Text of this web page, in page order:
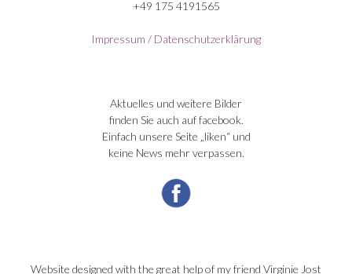
+49 175 4191565
Impressum / Datenschutzerklärung
Aktuelles und weitere Bilder
finden Sie auch auf facebook.
Einfach unsere Seite „liken“ und
keine News mehr verpassen.
Website designed with the great help of my friend Virginie Jost